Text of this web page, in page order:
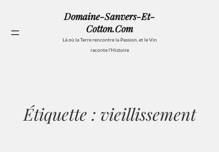
contenu
Domaine-Sanvers-Et-
Cotton.com
Là où la Terre rencontre la Passion, et le Vin
raconte l'Histoire
Étiquette : vieillissement